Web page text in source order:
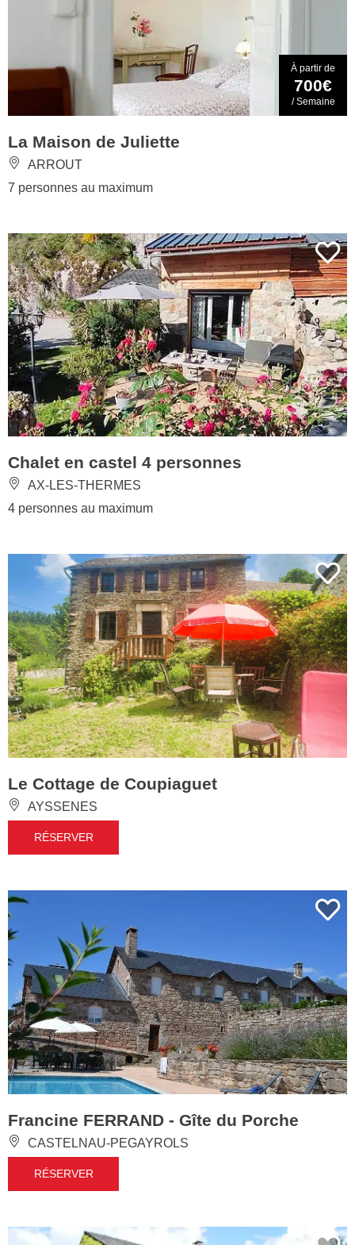
À partir de
700€
/ Semaine
La Maison de Juliette
ARROUT
7 personnes au maximum
Chalet en castel 4 personnes
AX-LES-THERMES
4 personnes au maximum
Le Cottage de Coupiaguet
AYSSENES
RÉSERVER
Francine FERRAND - Gîte du Porche
CASTELNAU-PEGAYROLS
RÉSERVER